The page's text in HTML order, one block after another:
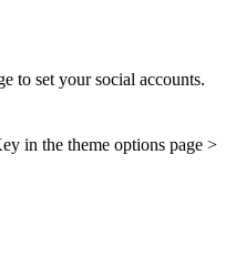
to set your social accounts.
in the theme options page >